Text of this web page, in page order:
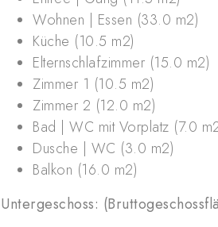
Wohnen | Essen (33.0 m2)
Küche (10.5 m2)
Elternschlafzimmer (15.0 m2)
Zimmer 1 (10.5 m2)
Zimmer 2 (12.0 m2)
Bad | WC mit Vorplatz (7.0
Dusche | WC (3.0 m2)
Balkon (16.0 m2)
Untergeschoss: